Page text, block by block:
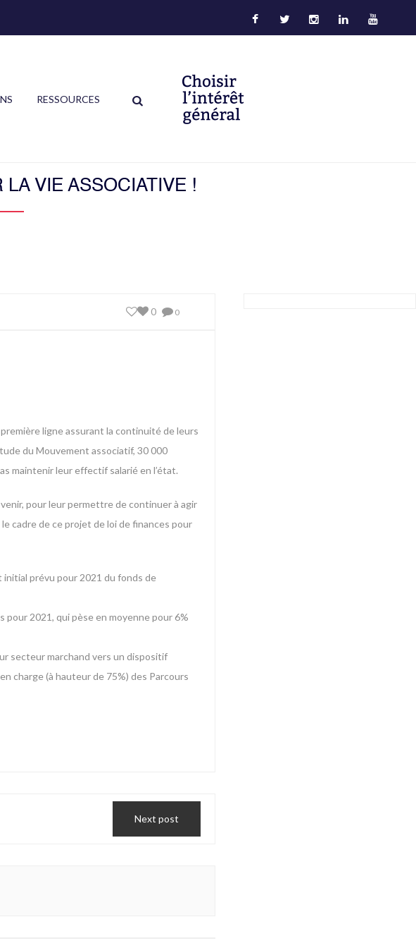
RESSOURCES
VIE ASSOCIATIVE !
0
0
ligne assurant la continuité de leurs
du Mouvement associatif, 30 000
maintenir leur effectif salarié en l’état.
pour leur permettre de continuer à agir
cadre de ce projet de loi de finances pour
initial prévu pour 2021 du fonds de
2021, qui pèse en moyenne pour 6%
secteur marchand vers un dispositif
charge (à hauteur de 75%) des Parcours
Next post